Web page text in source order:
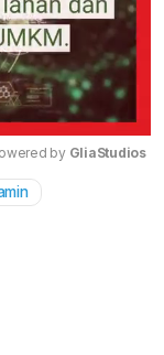
by GliaStudios